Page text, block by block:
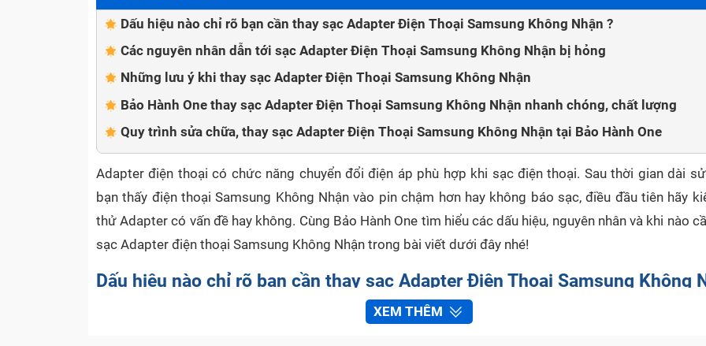
Dấu hiệu nào chỉ rõ bạn cần thay sạc Adapter Điện Thoại Samsung Không Nhận ?
Các nguyên nhân dẫn tới sạc Adapter Điện Thoại Samsung Không Nhận bị hỏng
Những lưu ý khi thay sạc Adapter Điện Thoại Samsung Không Nhận
Bảo Hành One thay sạc Adapter Điện Thoại Samsung Không Nhận nhanh chóng, chất lượng
Quy trình sửa chữa, thay sạc Adapter Điện Thoại Samsung Không Nhận tại Bảo Hành One
Adapter điện thoại có chức năng chuyển đổi điện áp phù hợp khi sạc điện thoại. Sau thời gian dài
bạn thấy điện thoại Samsung Không Nhận vào pin chậm hơn hay không báo sạc, điều đầu tiên hãy
thử Adapter có vấn đề hay không. Cùng Bảo Hành One tìm hiểu các dấu hiệu, nguyên nhân và khi nào
sạc Adapter điện thoại Samsung Không Nhận trong bài viết dưới đây nhé!
Dấu hiệu nào chỉ rõ bạn cần thay sạc Adapter Điện Thoại Samsung Không
XEM THÊM